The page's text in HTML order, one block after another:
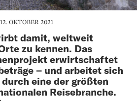
12. OKTOBER 2021
damit, weltweit
zu kennen. Das
erwirtschaftet
– und arbeitet sich
eine der größten
Reisebranche.